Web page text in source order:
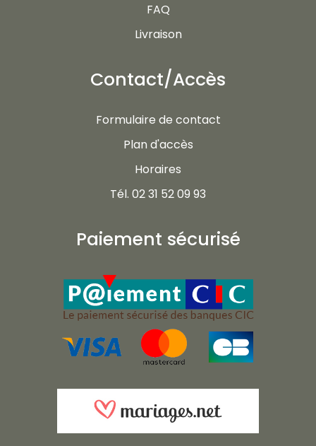
FAQ
Livraison
Contact/Accès
Formulaire de contact
Plan d'accès
Horaires
Tél. 02 31 52 09 93
Paiement sécurisé